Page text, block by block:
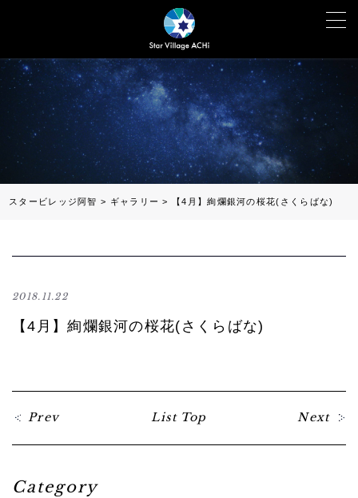
スタービレッジ阿智 > ギャラリー > 【4月】絢爛銀河の桜花(さくらばな)
2018.11.22
【4月】絢爛銀河の桜花(さくらばな)
Prev List Top Next
Category